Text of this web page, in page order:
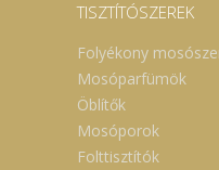
TISZTÍTÓSZEREK
Folyékony
Mosóparfümök
Öblítők
Mosóporok
Folttisztítók